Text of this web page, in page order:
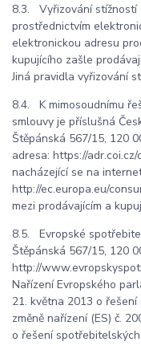
8.3. Vyřizování stížností
prostřednictvím
elektronickou adresu
kupujícího zašle
Jiná pravidla vyřizování
8.4. K mimosoudnímu
smlouvy je příslušná
Štěpánská 567/15, 120
adresa: https://
nacházející se na
http://ec.europa.eu/
mezi prodávajícím a
8.5. Evropské
Štěpánská 567/15, 120
http://
Nařízení Evropského
21. května 2013 o
změně nařízení (ES) č.
o řešení